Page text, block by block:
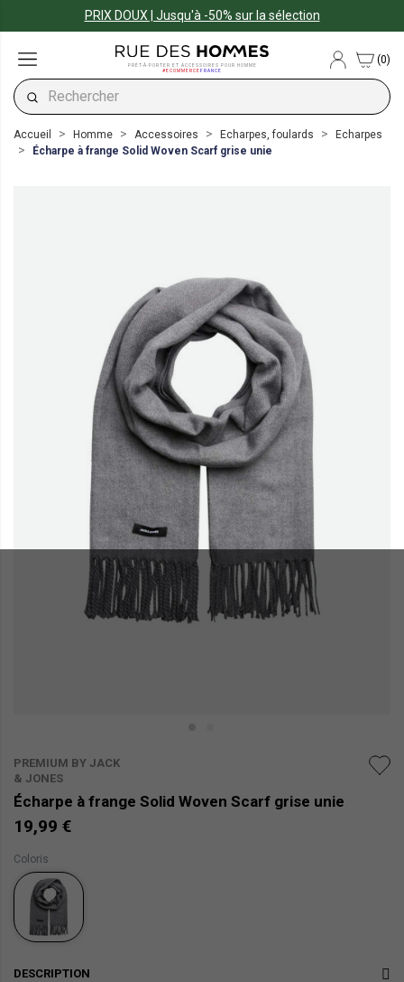
PRIX DOUX | Jusqu'à -50% sur la sélection
PRÊT-À-PORTER ET ACCESSOIRES POUR HOMME
#ECOMMERCEFRANCE
(0)
Accueil Homme Accessoires Echarpes, foulards
Echarpes
Écharpe à frange Solid Woven Scarf grise unie
PREMIUM BY JACK
& JONES
Écharpe à frange Solid Woven Scarf grise unie
19,99 €
Coloris
DESCRIPTION